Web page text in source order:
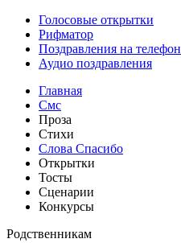
Голосовые открытки
Рифматор
Поздравления на телефон
Аудио поздравления
Главная
Смс
Проза
Стихи
Слова Спасибо
Открытки
Тосты
Сценарии
Конкурсы
Родственникам